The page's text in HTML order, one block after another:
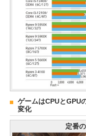
ゲームはCPUとGPU
変化
定番